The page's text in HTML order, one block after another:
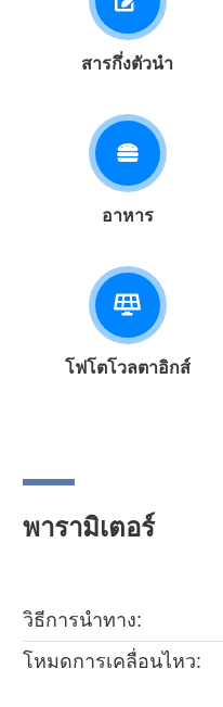
สารกึ่งตัวนำ
อาหาร
โฟโตโวลตาอิกส์
พารามิเตอร์
วิธีการนำทาง:
โหมดการเคลื่อนไหว: